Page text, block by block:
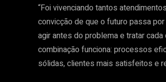
“Foi vivenciando tantos
convicção de que o futuro passa
agir antes do problema e tratar
combinação funciona: processos
sólidas, clientes mais satisfeitos e